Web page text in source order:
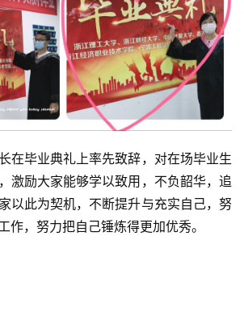
在毕业典礼上率先致辞，对在场毕业生
激励大家能够学以致用，不负韶华，追
以此为契机，不断提升与充实自己，努
作，努力把自己锤炼得更加优秀。